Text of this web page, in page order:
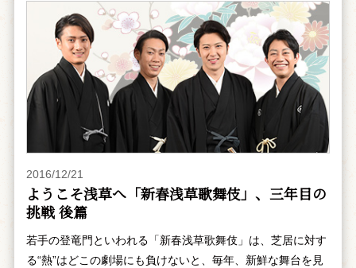
2016/12/21
ようこそ浅草へ「新春浅草歌舞伎」、三年目の
挑戦 後篇
若手の登竜門といわれる「新春浅草歌舞伎」は、芝居に対す
る“熱”はどこの劇場にも負けないと、毎年、新鮮な舞台を見